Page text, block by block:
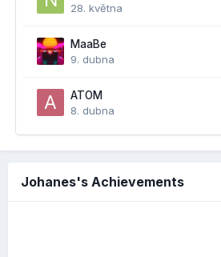
28. května
MaaBe
9. dubna
ATOM
8. dubna
Johanes's Achievements